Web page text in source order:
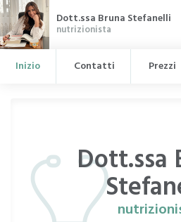
Dott.ssa Bruna Stefanelli
nutrizionista
Inizio Contatti Prezzi
Dott.ssa